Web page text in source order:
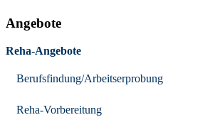
Angebote
Reha-Angebote
Berufsfindung/Arbeitserprobung
Reha-Vorbereitung